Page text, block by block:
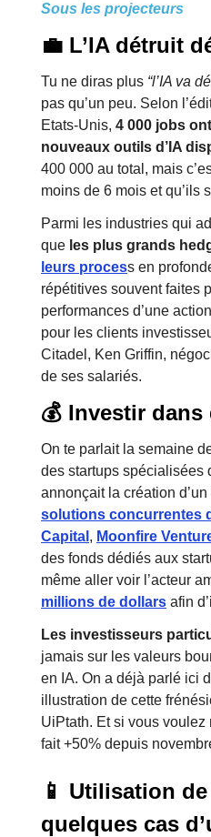
Sous les projecteurs
💼 L’IA détruit
Tu ne diras plus “l’IA va
pas qu’un peu. Selon
Etats-Unis, 4 000 jobs
nouveaux outils d’IA
400 000 au total, mais
moins de 6 mois et qu’ils
Parmi les industries qui
que les plus grands
leurs process en
répétitives souvent faites
performances d’une
pour les clients
Citadel, Ken Griffin,
de ses salariés.
💰 Investir
On te parlait la semaine
des startups spécialisées
annonçait la création
solutions concurrentes
Capital , Moonfire
des fonds dédiés aux
même aller voir l’acteur
millions de dollars afin
Les investisseurs
jamais sur les valeurs
en IA. On a déjà parlé ici
illustration de cette
UiPtath. Et si vous voulez
fait +50% depuis
📱 Utilisation
quelques cas